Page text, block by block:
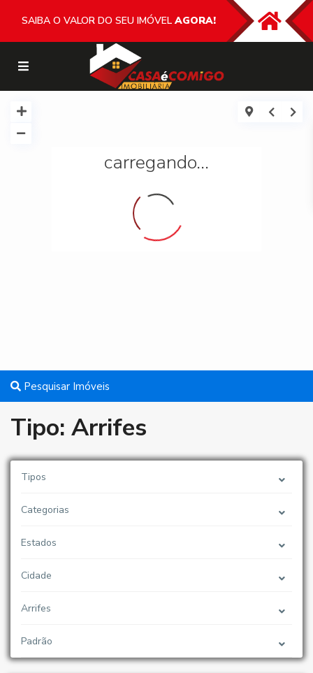
SAIBA O VALOR DO SEU IMÓVEL AGORA!
carregando...
Pesquisar Imóveis
Tipo: Arrifes
Tipos
Categorias
Estados
Cidade
Arrifes
Padrão